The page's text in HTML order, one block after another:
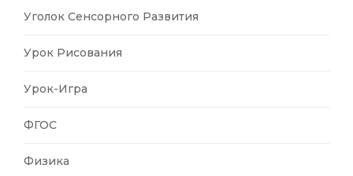
Уголок Сенсорного Развития
Урок Рисования
Урок-Игра
ФГОС
Физика